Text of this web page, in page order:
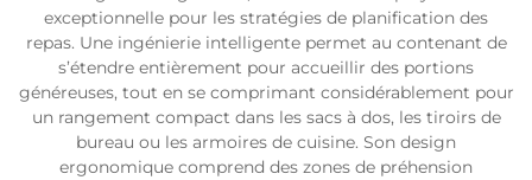
exceptionnelle pour les stratégies de planification des
repas. Une ingénierie intelligente permet au contenant de
s’étendre entièrement pour accueillir des portions
généreuses, tout en se comprimant considérablement pour
un rangement compact dans les sacs à dos, les tiroirs de
bureau ou les armoires de cuisine. Son design
ergonomique comprend des zones de préhension